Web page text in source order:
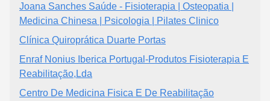
Joana Sanches Saúde - Fisioterapia | Osteopatia |
Medicina Chinesa | Psicologia | Pilates Clinico
Clínica Quiroprática Duarte Portas
Enraf Nonius Iberica Portugal-Produtos Fisioterapia E
Reabilitação,Lda
Centro De Medicina Fisica E De Reabilitação